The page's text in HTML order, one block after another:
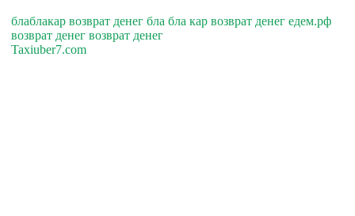
блаблакар возврат денег бла бла кар возврат денег едем.рф
возврат денег возврат денег
Taxiuber7.com